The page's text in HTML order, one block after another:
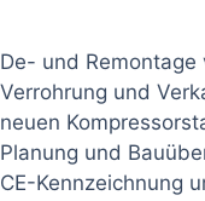
De- und
Verrohrung und
neuen
Planung und
CE-Kennzeichnung